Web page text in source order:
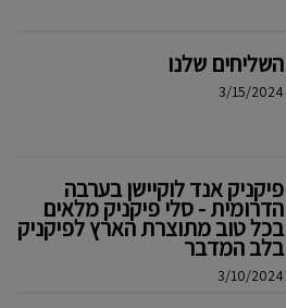
השליחים שלנו
3/15/2024
פיקניק אנד לוקיישן בערבה
הדרומית - סלי פיקניק מלאים
בכל טוב מתוצרת הארץ לפיקניק
בלב המדבר
3/10/2024